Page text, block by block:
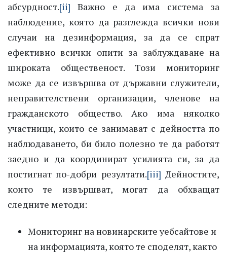
абсурдност.[ii] Важно е да има система за
наблюдение, която да разглежда всички нови
случаи на дезинформация, за да се спрат
ефективно всички опити за заблуждаване на
широката общественост. Този мониторинг
може да се извършва от държавни служители,
неправителствени организации, членове на
гражданското общество. Ако има няколко
участници, които се занимават с дейността по
наблюдаването, би било полезно те да работят
заедно и да координират усилията си, за да
постигнат по-добри резултати.[iii] Дейностите,
които те извършват, могат да обхващат
следните методи:
Мониторинг на новинарските уебсайтове и
на информацията, която те споделят, както